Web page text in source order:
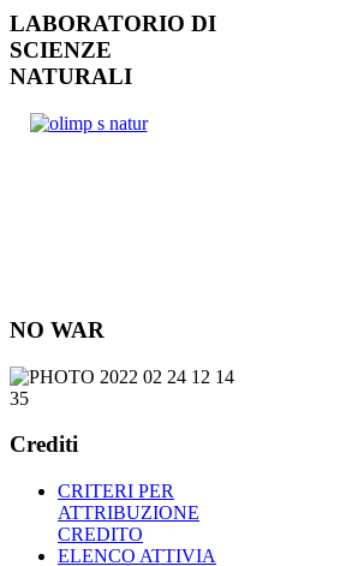
LABORATORIO DI
SCIENZE
NATURALI
NO WAR
Crediti
CRITERI PER
ATTRIBUZIONE
CREDITO
ELENCO ATTIVIA